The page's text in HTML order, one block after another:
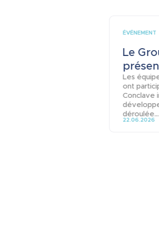
ÉVÉNEMENT
Le
Les
ont
Conclave
déroulée...
22.06.2026